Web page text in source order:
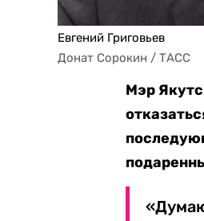
Евгений Григовьев
Донат Сорокин / ТАСС
Мэр